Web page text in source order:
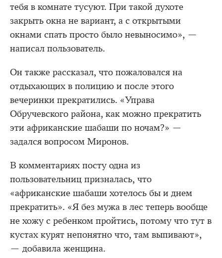
тебя в комнате тусуют. При такой духоте
закрыть окна не вариант, а с открытыми
окнами спать просто было невыносимо», —
написал пользователь.
Он также рассказал, что пожаловался на
отдыхающих в полицию и после этого
вечеринки прекратились. «Управа
Обручевского района, как можно прекратить
эти африканские шабаши по ночам?» —
задался вопросом Миронов.
В комментариях посту одна из
пользовательниц призналась, что
«африканские шабаши хотелось бы и днем
прекратить». «Я без мужа в лес теперь вообще
не хожу с ребенком пройтись, потому что тут в
кустах курят непонятно что, там выпивают»,
— добавила женщина.